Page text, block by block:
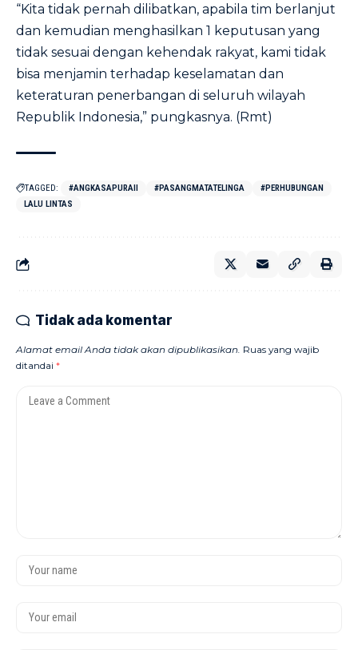
“Kita tidak pernah dilibatkan, apabila tim berlanjut
dan kemudian menghasilkan 1 keputusan yang
tidak sesuai dengan kehendak rakyat, kami tidak
bisa menjamin terhadap keselamatan dan
keteraturan penerbangan di seluruh wilayah
Republik Indonesia,” pungkasnya. (Rmt)
TAGGED: #ANGKASAPURAII #PASANGMATATELINGA
#PERHUBUNGAN
LALU LINTAS
Tidak ada komentar
Alamat email Anda tidak akan dipublikasikan. Ruas yang wajib
ditandai *